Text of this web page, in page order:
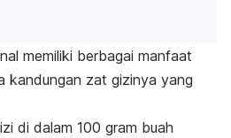
memiliki berbagai manfaat
kandungan zat gizinya yang
di dalam 100 gram buah